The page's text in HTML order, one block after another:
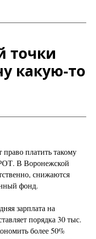
точки
какую-то
платить такому
В Воронежской
снижаются
фонд.
зарплата на
порядка 30 тыс.
более 50%